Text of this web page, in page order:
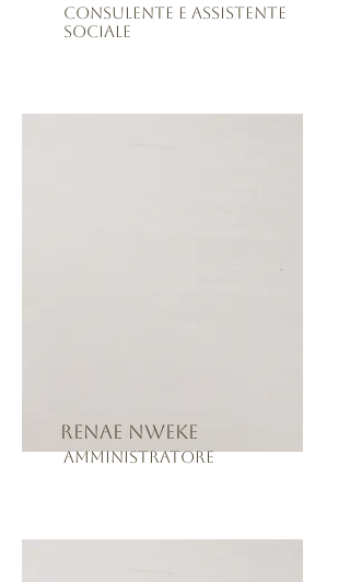
Consulente e assistente
sociale
Renae Nweke
Amministratore